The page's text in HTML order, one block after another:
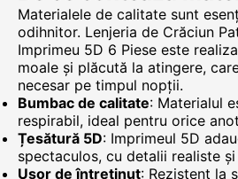
Materialele de calitate sunt
odihnitor. Lenjeria de Crăciun
Imprimeu 5D 6 Piese este
moale și plăcută la atingere,
necesar pe timpul nopții.
Bumbac de calitate: Materialul
respirabil, ideal pentru orice
Țesătură 5D: Imprimeul 5D
spectaculos, cu detalii realiste
Ușor de întreținut: Rezistent la